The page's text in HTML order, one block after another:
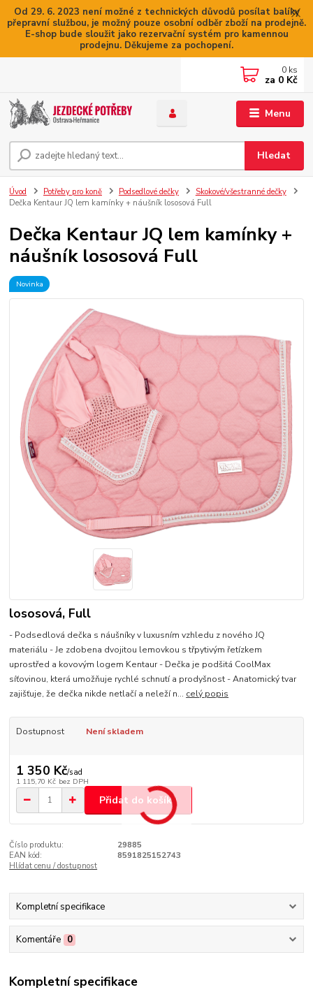
Od 29. 6. 2023 není možné z technických důvodů posílat balíky
přepravní službou, je možný pouze osobní odběr zboží na prodejně.
E-shop bude sloužit jako rezervační systém pro kamennou
prodejnu. Děkujeme za pochopení.
Menu
Hledat
0 ks
za 0 Kč
Úvod Potřeby pro koně Podsedlové dečky
Skokové/všestranné dečky
Dečka Kentaur JQ lem kamínky + náušník lososová Full
Dečka Kentaur JQ lem kamínky +
náušník lososová Full
Novinka
lososová, Full
- Podsedlová dečka s náušníky v luxusním vzhledu z nového JQ
materiálu - Je zdobena dvojitou lemovkou s třpytivým řetízkem
uprostřed a kovovým logem Kentaur - Dečka je podšitá CoolMax
síťovinou, která umožňuje rychlé schnutí a prodyšnost - Anatomický tvar
zajišťuje, že dečka nikde netlačí a neleží n... celý popis
Dostupnost Není skladem
1 350 Kč/sad
1 115,70 Kč bez DPH
Přidat do košíku
Číslo produktu:
29885
EAN kód:
8591825152743
Hlídat cenu / dostupnost
Kompletní specifikace
Komentáře 0
Kompletní specifikace